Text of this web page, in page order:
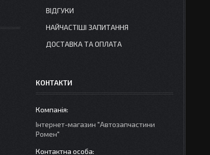
ВІДГУКИ
НАЙЧАСТІШІ ЗАПИТАННЯ
ДОСТАВКА ТА ОПЛАТА
КОНТАКТИ
Інтернет-магазин "Автозапчастини
Ромен"